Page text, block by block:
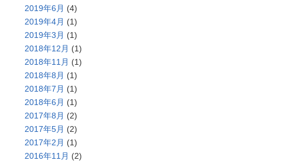
2019年6月 (4)
2019年4月 (1)
2019年3月 (1)
2018年12月 (1)
2018年11月 (1)
2018年8月 (1)
2018年7月 (1)
2018年6月 (1)
2017年8月 (2)
2017年5月 (2)
2017年2月 (1)
2016年11月 (2)